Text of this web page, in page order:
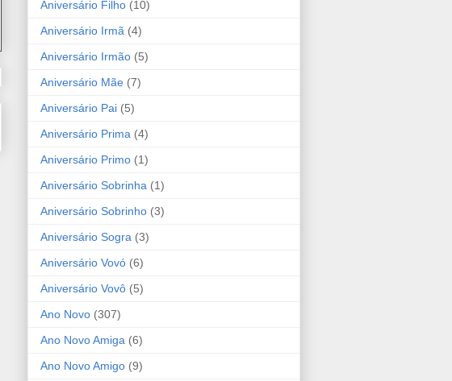
Aniversário Filho (10)
Aniversário Irmã (4)
Aniversário Irmão (5)
Aniversário Mãe (7)
Aniversário Pai (5)
Aniversário Prima (4)
Aniversário Primo (1)
Aniversário Sobrinha (1)
Aniversário Sobrinho (3)
Aniversário Sogra (3)
Aniversário Vovó (6)
Aniversário Vovô (5)
Ano Novo (307)
Ano Novo Amiga (6)
Ano Novo Amigo (9)